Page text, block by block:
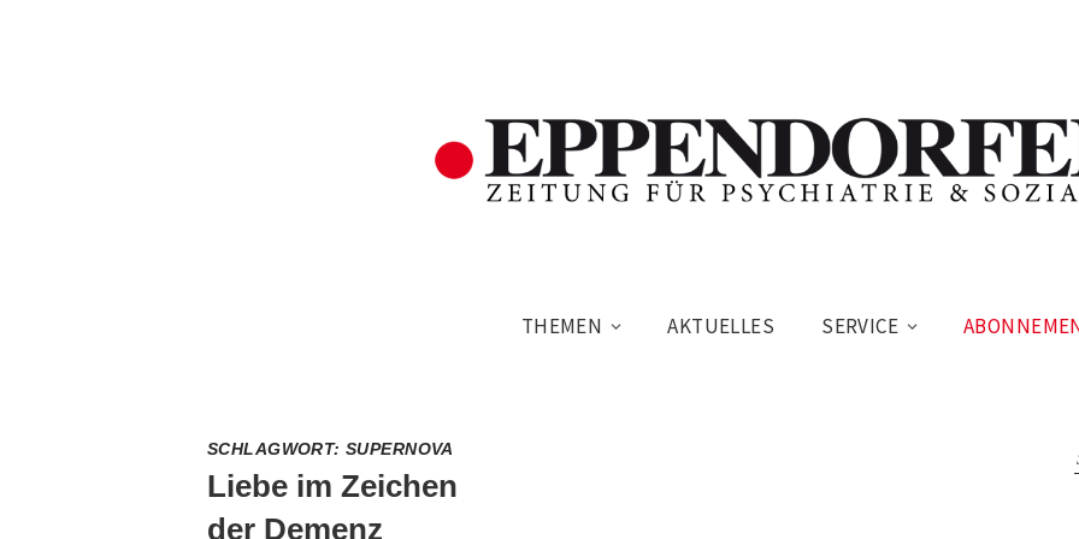
THEMEN AKTUELLES SERVICE
SCHLAGWORT:SUPERNOVA
Liebe im Zeichen
der Demenz